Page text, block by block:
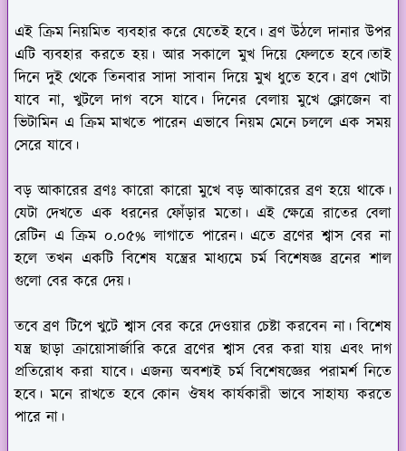
এই ক্রিম নিয়মিত ব্যবহার করে যেতেই হবে। ব্রণ উঠলে দানার উপর
এটি ব্যবহার করতে হয়। আর সকালে মুখ দিয়ে ফেলতে হবে।তাই
দিনে দুই থেকে তিনবার সাদা সাবান দিয়ে মুখ ধুতে হবে। ব্রণ খোটা
যাবে না, খুটলে দাগ বসে যাবে। দিনের বেলায় মুখে ক্লোজেন বা
ভিটামিন এ ক্রিম মাখতে পারেন এভাবে নিয়ম মেনে চললে এক সময়
সেরে যাবে।
বড় আকারের ব্রণঃ কারো কারো মুখে বড় আকারের ব্রণ হয়ে থাকে।
যেটা দেখতে এক ধরনের ফোঁড়ার মতো। এই ক্ষেত্রে রাতের বেলা
রেটিন এ ক্রিম ০.০৫% লাগাতে পারেন। এতে ব্রণের শ্বাস বের না
হলে তখন একটি বিশেষ যন্ত্রের মাধ্যমে চর্ম বিশেষজ্ঞ ব্রনের শাল
গুলো বের করে দেয়।
তবে ব্রণ টিপে খুটে শ্বাস বের করে দেওয়ার চেষ্টা করবেন না। বিশেষ
যন্ত্র ছাড়া ক্রায়োসার্জারি করে ব্রণের শ্বাস বের করা যায় এবং দাগ
প্রতিরোধ করা যাবে। এজন্য অবশ্যই চর্ম বিশেষজ্ঞের পরামর্শ নিতে
হবে। মনে রাখতে হবে কোন ঔষধ কার্যকারী ভাবে সাহায্য করতে
পারে না।